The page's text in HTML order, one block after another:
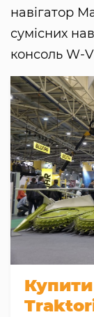
навігатор
сумісних
консоль W-
Купити